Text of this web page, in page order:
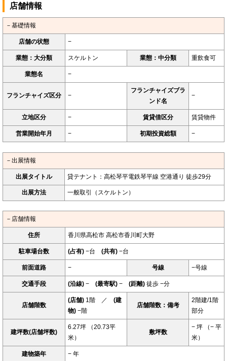
店舗情報
－基礎情報
店舗の状態 −
業態：大分類 スケルトン 業態：中分類 重飲食可
業態名 −
フランチャイズ区分 −
フランチャイズブラ
ンド名
−
立地区分 − 賃貸借区分 賃貸物件
営業開始年月 − 初期投資総額 −
－出展情報
出展タイトル 貸テナント：高松琴平電鉄琴平線 空港通り 徒歩29分
出展方法 一般取引（スケルトン）
－店舗情報
住所 香川県高松市 高松市香川町大野
駐車場台数 (占有) −台 (共有) −台
前面道路 − 号線 −号線
交通手段 (沿線) − (最寄駅) − (距離) 徒歩 −分
店舗階数
(店舗) 1階 ／ (建
物) −階
店舗階数：備考
2階建/1階
部分
建坪数(店舗坪数)
6.27坪 （20.73平
米）
敷坪数
− 坪 （− 平
米）
建物築年 − 年